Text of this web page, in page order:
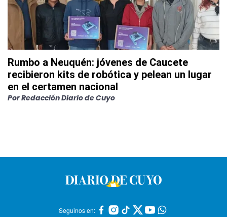
Rumbo a Neuquén: jóvenes de Caucete
recibieron kits de robótica y pelean un lugar
en el certamen nacional
PorRedacción Diario de Cuyo
Seguinos en: